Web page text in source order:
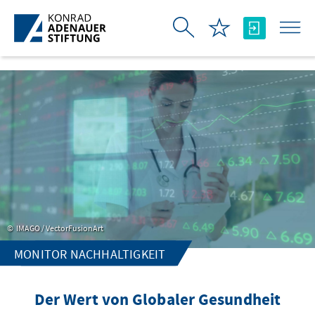
Skip to Main Content
IMAGO / VectorFusionArt
MONITOR NACHHALTIGKEIT
Der Wert von Globaler Gesundheit